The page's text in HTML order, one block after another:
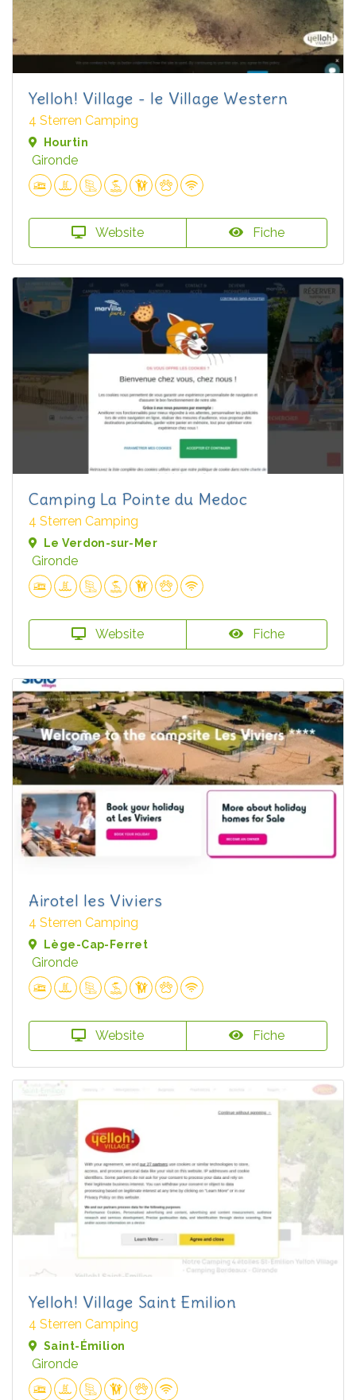
Yelloh! Village - le Village Western
4 Sterren Camping
Hourtin
Gironde
Website Fiche
Camping La Pointe du Medoc
4 Sterren Camping
Le Verdon-sur-Mer
Gironde
Website Fiche
Airotel les Viviers
4 Sterren Camping
Lège-Cap-Ferret
Gironde
Website Fiche
Yelloh! Village Saint Emilion
4 Sterren Camping
Saint-Émilion
Gironde